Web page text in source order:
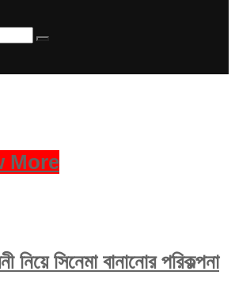
More
নিয়ে সিনেমা বানানোর পরিকল্পনা